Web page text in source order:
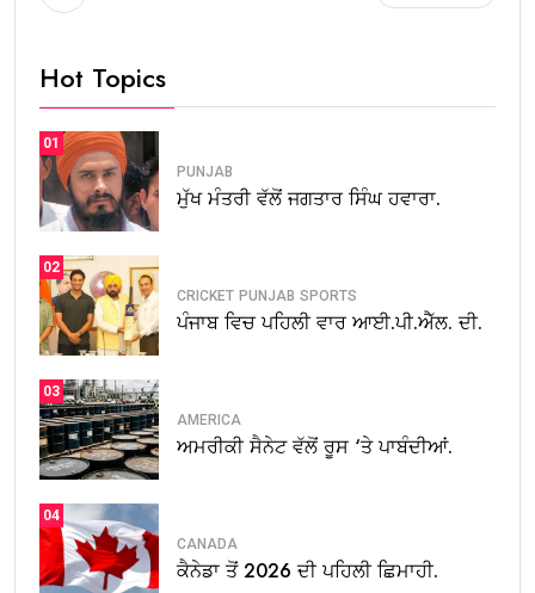
Hot Topics
01
PUNJAB
ਮੁੱਖ ਮੰਤਰੀ ਵੱਲੋਂ ਜਗਤਾਰ ਸਿੰਘ ਹਵਾਰਾ.
02
CRICKET PUNJAB SPORTS
ਪੰਜਾਬ ਵਿਚ ਪਹਿਲੀ ਵਾਰ ਆਈ.ਪੀ.ਐੱਲ. ਦੀ.
03
AMERICA
ਅਮਰੀਕੀ ਸੈਨੇਟ ਵੱਲੋਂ ਰੂਸ ‘ਤੇ ਪਾਬੰਦੀਆਂ.
04
CANADA
ਕੈਨੇਡਾ ਤੋਂ 2026 ਦੀ ਪਹਿਲੀ ਛਿਮਾਹੀ.